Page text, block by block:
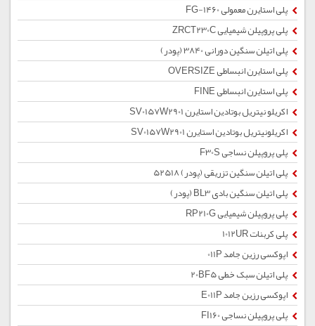
پلی استایرن معمولی 1460-FG
پلی پروپیلن شیمیایی ZRCT230C
پلی اتیلن سنگین دورانی 3840 (پودر)
پلی استایرن انبساطی OVERSIZE
پلی استایرن انبساطی FINE
اکریلو نیتریل بوتادین استایرن SV0157W2901
اکریلونیتریل بوتادین استایرن SV0157W2901
پلی پروپیلن نساجی F30S
پلی اتیلن سنگین تزریقی (پودر) 52518
پلی اتیلن سنگین بادی BL3 (پودر)
پلی پروپیلن شیمیایی RP210G
پلی کربنات 1012UR
اپوکسی رزین جامد 011P
پلی اتیلن سبک خطی 20BF5
اپوکسی رزین جامد E011P
پلی پروپیلن نساجی FI160